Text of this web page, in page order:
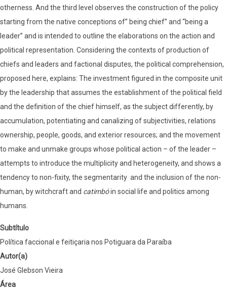
otherness. And the third level observes the construction of the policy
starting from the native conceptions of” being chief” and “being a
leader” and is intended to outline the elaborations on the action and
political representation. Considering the contexts of production of
chiefs and leaders and factional disputes, the political comprehension,
proposed here, explains: The investment figured in the composite unit
by the leadership that assumes the establishment of the political field
and the definition of the chief himself, as the subject differently, by
accumulation, potentiating and canalizing of subjectivities, relations
ownership, people, goods, and exterior resources; and the movement
to make and unmake groups whose political action – of the leader –
attempts to introduce the multiplicity and heterogeneity, and shows a
tendency to non-fixity, the segmentarity and the inclusion of the non-
human, by witchcraft and catimbóin social life and politics among
humans.
Subtítulo
Política faccional e feitiçaria nos Potiguara da Paraíba
Autor(a)
José Glebson Vieira
Área